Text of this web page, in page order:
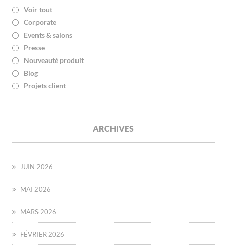
Voir tout
Corporate
Events & salons
Presse
Nouveauté produit
Blog
Projets client
ARCHIVES
JUIN 2026
MAI 2026
MARS 2026
FÉVRIER 2026